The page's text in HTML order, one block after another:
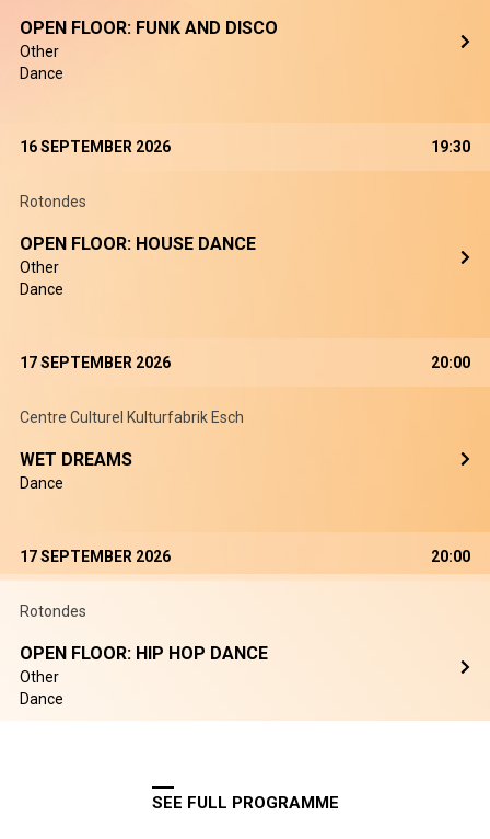
OPEN FLOOR: FUNK AND DISCO
Other
Dance
16 SEPTEMBER 2026 19:30
Rotondes
OPEN FLOOR: HOUSE DANCE
Other
Dance
17 SEPTEMBER 2026 20:00
Centre Culturel Kulturfabrik Esch
WET DREAMS
Dance
17 SEPTEMBER 2026 20:00
Rotondes
OPEN FLOOR: HIP HOP DANCE
Other
Dance
SEE FULL PROGRAMME